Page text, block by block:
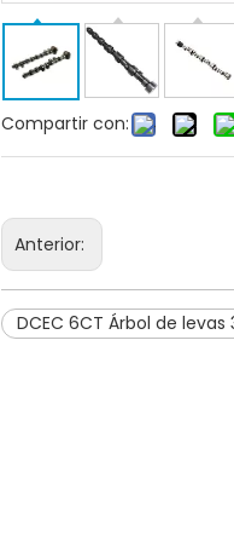
Compartir con:
Anterior:
DCEC 6CT Árbol de levas